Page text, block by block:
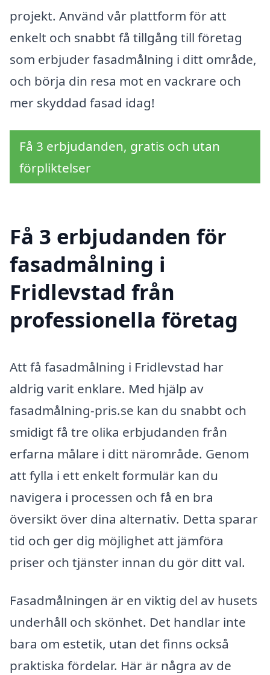
projekt. Använd vår plattform för att
enkelt och snabbt få tillgång till företag
som erbjuder fasadmålning i ditt område,
och börja din resa mot en vackrare och
mer skyddad fasad idag!
Få 3 erbjudanden, gratis och utan
förpliktelser
Få 3 erbjudanden för
fasadmålning i
Fridlevstad från
professionella företag
Att få fasadmålning i Fridlevstad har
aldrig varit enklare. Med hjälp av
fasadmålning-pris.se kan du snabbt och
smidigt få tre olika erbjudanden från
erfarna målare i ditt närområde. Genom
att fylla i ett enkelt formulär kan du
navigera i processen och få en bra
översikt över dina alternativ. Detta sparar
tid och ger dig möjlighet att jämföra
priser och tjänster innan du gör ditt val.
Fasadmålningen är en viktig del av husets
underhåll och skönhet. Det handlar inte
bara om estetik, utan det finns också
praktiska fördelar. Här är några av de